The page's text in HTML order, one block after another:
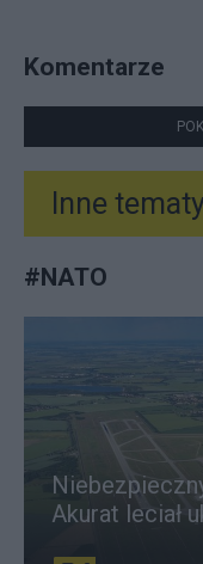
Komentarze
Inne
#NATO
Akurat leciał